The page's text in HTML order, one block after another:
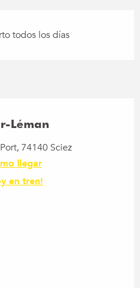
todos los días
Léman
74140 Sciez
llegar
en tren!